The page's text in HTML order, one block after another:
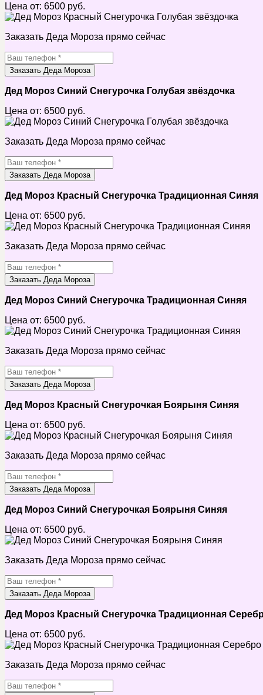
Цена от: 6500 руб.
Заказать Деда Мороза прямо сейчас
Заказать Деда Мороза
Дед Мороз Синий Снегурочка Голубая звёздочка
Цена от: 6500 руб.
Заказать Деда Мороза прямо сейчас
Заказать Деда Мороза
Дед Мороз Красный Снегурочка Традиционная Синяя
Цена от: 6500 руб.
Заказать Деда Мороза прямо сейчас
Заказать Деда Мороза
Дед Мороз Синий Снегурочка Традиционная Синяя
Цена от: 6500 руб.
Заказать Деда Мороза прямо сейчас
Заказать Деда Мороза
Дед Мороз Красный Снегурочкая Боярыня Синяя
Цена от: 6500 руб.
Заказать Деда Мороза прямо сейчас
Заказать Деда Мороза
Дед Мороз Синий Снегурочкая Боярыня Синяя
Цена от: 6500 руб.
Заказать Деда Мороза прямо сейчас
Заказать Деда Мороза
Дед Мороз Красный Снегурочка Традиционная
Цена от: 6500 руб.
Заказать Деда Мороза прямо сейчас